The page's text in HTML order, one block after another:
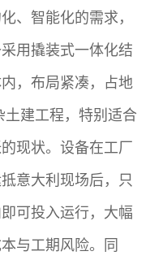
、智能化的需求，
用撬装式一体化结
，布局紧凑，占地
土建工程，特别适合
现状。设备在工厂
意大利现场后，只
可投入运行，大幅
与工期风险。同